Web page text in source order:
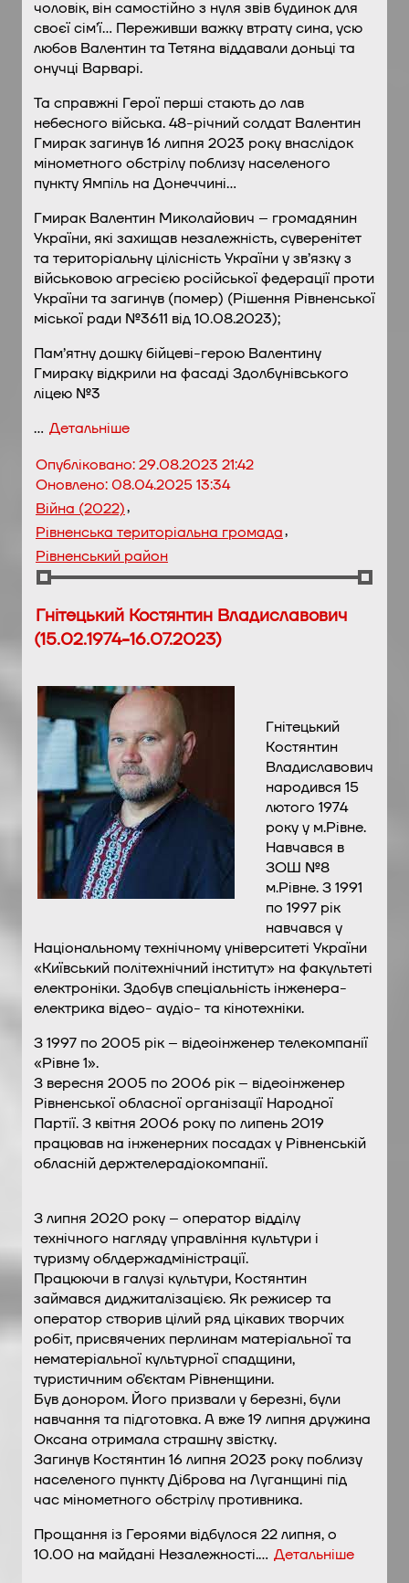
чоловік, він самостійно з нуля звів будинок для
своєї сім’ї… Переживши важку втрату сина, усю
любов Валентин та Тетяна віддавали доньці та
онучці Варварі.
Та справжні Герої перші стають до лав
небесного війська. 48-річний солдат Валентин
Гмирак загинув 16 липня 2023 року внаслідок
мінометного обстрілу поблизу населеного
пункту Ямпіль на Донеччині…
Гмирак Валентин Миколайович – громадянин
України, які захищав незалежність, суверенітет
та територіальну цілісність України у зв’язку з
військовою агресією російської федерації проти
України та загинув (помер) (Рішення Рівненської
міської ради №3611 від 10.08.2023);
Пам’ятну дошку бійцеві-герою Валентину
Гмираку відкрили на фасаді Здолбунівського
ліцею №3
… Детальніше
Опубліковано:29.08.2023 21:42
Оновлено:08.04.2025 13:34
Війна (2022),
Рівненська територіальна громада,
Рівненський район
Гнітецький Костянтин Владиславович
(15.02.1974-16.07.2023)
Гнітецький
Костянтин
Владиславович
народився 15
лютого 1974
року у м.Рівне.
Навчався в
ЗОШ №8
м.Рівне. З 1991
по 1997 рік
навчався у
Національному технічному університеті України
«Київський політехнічний інститут» на факультеті
електроніки. Здобув спеціальність інженера-
електрика відео- аудіо- та кінотехніки.
З 1997 по 2005 рік – відеоінженер телекомпанії
«Рівне 1».
З вересня 2005 по 2006 рік – відеоінженер
Рівненської обласної організації Народної
Партії. З квітня 2006 року по липень 2019
працював на інженерних посадах у Рівненській
обласній держтелерадіокомпанії.
З липня 2020 року – оператор відділу
технічного нагляду управління культури і
туризму облдержадміністрації.
Працюючи в галузі культури, Костянтин
займався диджиталізацією. Як режисер та
оператор створив цілий ряд цікавих творчих
робіт, присвячених перлинам матеріальної та
нематеріальної культурної спадщини,
туристичним об’єктам Рівненщини.
Був донором. Його призвали у березні, були
навчання та підготовка. А вже 19 липня дружина
Оксана отримала страшну звістку.
Загинув Костянтин 16 липня 2023 року поблизу
населеного пункту Діброва на Луганщині під
час мінометного обстрілу противника.
Прощання із Героями відбулося 22 липня, о
10.00 на майдані Незалежності.… Детальніше